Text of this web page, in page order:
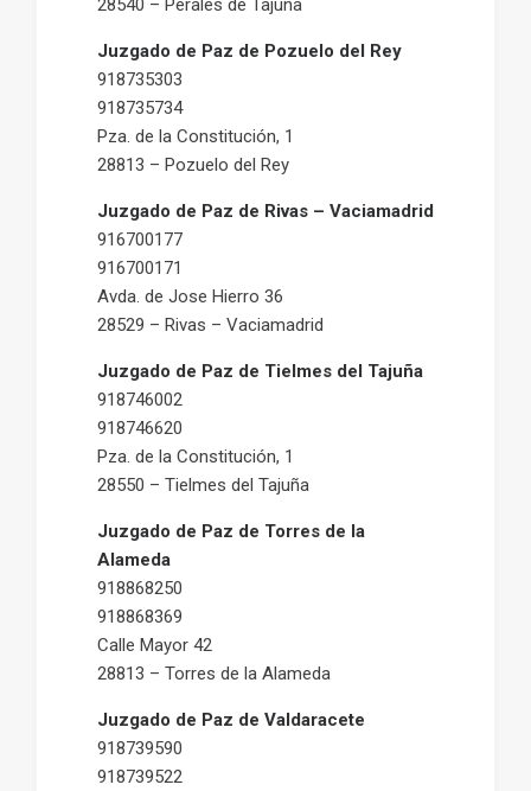
28540 – Perales de Tajuña
Juzgado de Paz de Pozuelo del Rey
918735303
918735734
Pza. de la Constitución, 1
28813 – Pozuelo del Rey
Juzgado de Paz de Rivas – Vaciamadrid
916700177
916700171
Avda. de Jose Hierro 36
28529 – Rivas – Vaciamadrid
Juzgado de Paz de Tielmes del Tajuña
918746002
918746620
Pza. de la Constitución, 1
28550 – Tielmes del Tajuña
Juzgado de Paz de Torres de la
Alameda
918868250
918868369
Calle Mayor 42
28813 – Torres de la Alameda
Juzgado de Paz de Valdaracete
918739590
918739522